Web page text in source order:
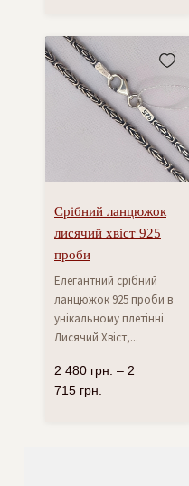
Срібний ланцюжок
лисячий хвіст 925
проби
Елегантний срібний
ланцюжок 925 проби в
унікальному плетінні
Лисячий Хвіст,...
2 480 грн. – 2
715 грн.